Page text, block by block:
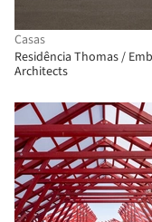
Casas
Residência Thomas /
Architects